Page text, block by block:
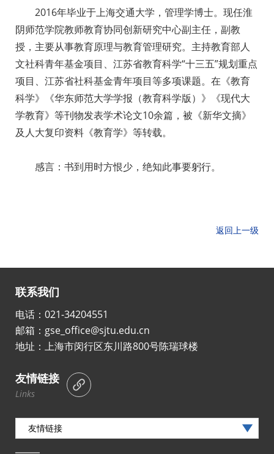
2016年毕业于上海交通大学，管理学博士。现任淮
阴师范学院教师教育协同创新研究中心副主任，副教
授，主要从事教育原理与教育管理研究。主持教育部人
文社科青年基金项目、江苏省教育科学“十三五”规划重点
项目、江苏省社科基金青年项目等多项课题。在《教育
科学》《华东师范大学学报（教育科学版）》《现代大
学教育》等刊物发表学术论文10余篇，被《新华文摘》
及人大复印资料《教育学》等转载。
感言：书到用时方恨少，绝知此事要躬行。
返回上一级
联系我们
电话：021-34204551
邮箱：gse_office@sjtu.edu.cn
地址：上海市闵行区东川路800号陈瑞球楼
友情链接
Links
友情链接